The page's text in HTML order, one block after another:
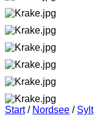
Start / Nordsee / Sylt